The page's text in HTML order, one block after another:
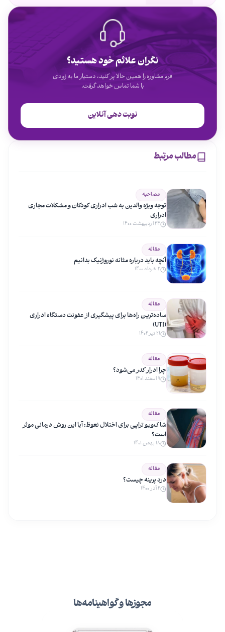
نگران علائم خود هستید؟
فرم مشاوره را همین حالا پر کنید، دستیار ما به زودی
با شما تماس خواهد گرفت.
نوبت دهی آنلاین
مطالب مرتبط
مصاحبه
توجه ویژه والدین به شب ادراری کودکان و مشکلات مجاری
ادراری
۲۴ اردیبهشت ۱۴۰۰
مقاله
آنچه باید درباره مثانه نوروژنیک بدانیم
۲ خرداد ۱۴۰۰
مقاله
ساده‌ترین راه‌ها برای پیشگیری از عفونت دستگاه ادراری
(UTI)
۲۱ تیر ۱۴۰۲
مقاله
چرا ادرار کدر می‌شود؟
۹ اسفند ۱۴۰۱
مقاله
شاک‌ویو تراپی برای اختلال نعوظ: آیا این روش درمانی موثر
است؟
۱۸ بهمن ۱۴۰۱
مقاله
درد پرینه چیست؟
۲ آذر ۱۴۰۰
مجوزها و گواهینامه‌ها